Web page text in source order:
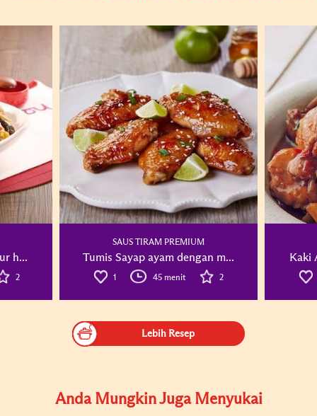
h...
2
SAUS TIRAM PREMIUM
Tumis Sayap ayam dengan m...
1 45 menit 2
Kaki
Lebih Resep
Anda Mungkin Juga Menyukai